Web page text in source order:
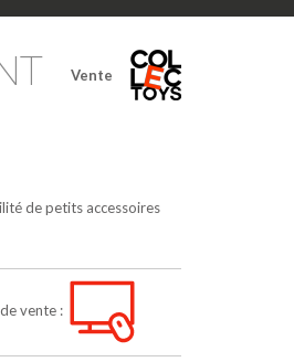
Vente
de petits accessoires
vente :